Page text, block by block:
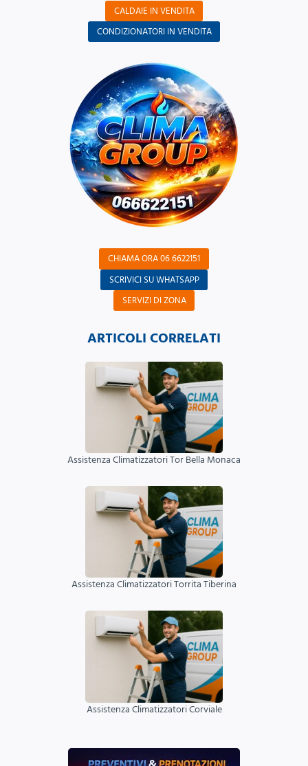
CALDAIE IN VENDITA
CONDIZIONATORI IN VENDITA
CHIAMA ORA 06 6622151
SCRIVICI SU WHATSAPP
SERVIZI DI ZONA
ARTICOLI CORRELATI
Assistenza Climatizzatori Tor Bella Monaca
Assistenza Climatizzatori Torrita Tiberina
Assistenza Climatizzatori Corviale